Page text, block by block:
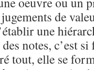
de
une
notes, c’est
tout, elle se